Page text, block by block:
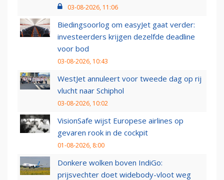
03-08-2026, 11:06
Biedingsoorlog om easyJet gaat verder:
investeerders krijgen dezelfde deadline
voor bod
03-08-2026, 10:43
WestJet annuleert voor tweede dag op rij
vlucht naar Schiphol
03-08-2026, 10:02
VisionSafe wijst Europese airlines op
gevaren rook in de cockpit
01-08-2026, 8:00
Donkere wolken boven IndiGo:
prijsvechter doet widebody-vloot weg